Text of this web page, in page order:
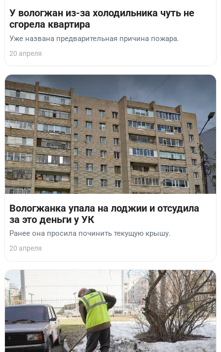
У вологжан из-за холодильника чуть не
сгорела квартира
Уже названа предварительная причина пожара.
20 апреля
Вологжанка упала на лоджии и отсудила
за это деньги у УК
Ранее она просила починить текущую крышу.
20 апреля